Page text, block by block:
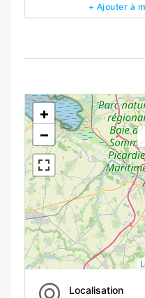
+ Ajouter à
<!---->
+
−
Localisation